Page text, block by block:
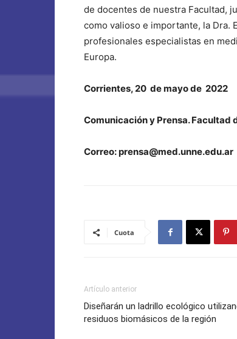
de docentes de nuestra Facultad,
como valioso e importante, la Dra.
profesionales especialistas en
Europa.
Corrientes, 20 de mayo de 2022
Comunicación y Prensa. Facultad
Correo: prensa@med.unne.edu.ar
Cuota
Artículo anterior
Diseñarán un ladrillo ecológico
residuos biomásicos de la región